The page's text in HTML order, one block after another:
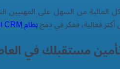
المالية من السهل على
فعالية، ففكر في دمجنظام CRM العقاري في مصر
مستقبلك في